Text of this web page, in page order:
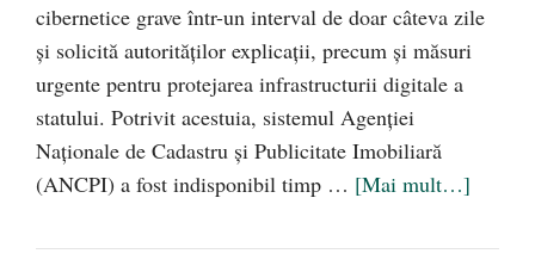
cibernetice grave într-un interval de doar câteva zile
și solicită autorităților explicații, precum și măsuri
urgente pentru protejarea infrastructurii digitale a
statului. Potrivit acestuia, sistemul Agenției
Naționale de Cadastru și Publicitate Imobiliară
(ANCPI) a fost indisponibil timp … [Mai mult…]